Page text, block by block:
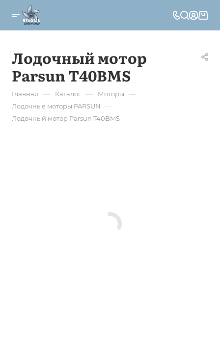
Лодочный мотор
Parsun T40BMS
Главная — Каталог — Моторы —
Лодочные моторы PARSUN —
Лодочный мотор Parsun T40BMS